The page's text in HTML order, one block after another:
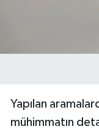
​Yapılan
mühimmatın